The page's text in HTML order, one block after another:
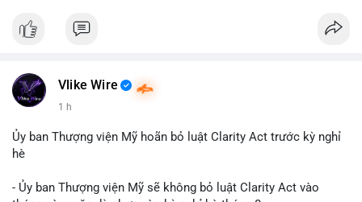
📰 Nguồn: Cointelegraph
Vlike Wire
1 h
Ủy ban Thượng viện Mỹ hoãn bỏ luật Clarity Act trước kỳ nghỉ
hè
- Ủy ban Thượng viện Mỹ sẽ không bỏ luật Clarity Act vào